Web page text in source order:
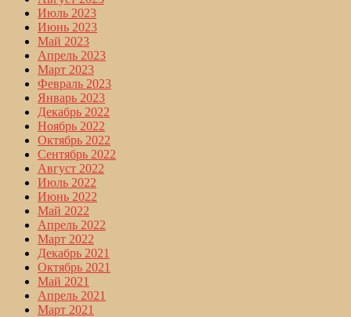
Июль 2023
Июнь 2023
Май 2023
Апрель 2023
Март 2023
Февраль 2023
Январь 2023
Декабрь 2022
Ноябрь 2022
Октябрь 2022
Сентябрь 2022
Август 2022
Июль 2022
Июнь 2022
Май 2022
Апрель 2022
Март 2022
Декабрь 2021
Октябрь 2021
Май 2021
Апрель 2021
Март 2021